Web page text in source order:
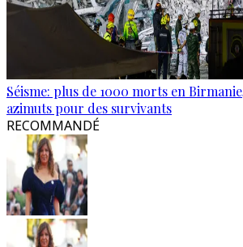
Séisme: plus de 1000 morts en
azimuts pour des survivants
RECOMMANDÉ